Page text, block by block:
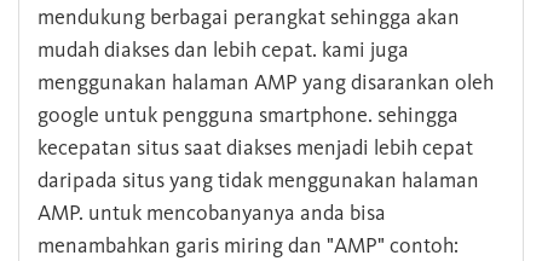
mendukung berbagai perangkat sehingga akan
mudah diakses dan lebih cepat. kami juga
menggunakan halaman AMP yang disarankan oleh
google untuk pengguna smartphone. sehingga
kecepatan situs saat diakses menjadi lebih cepat
daripada situs yang tidak menggunakan halaman
AMP. untuk mencobanyanya anda bisa
menambahkan garis miring dan "AMP" contoh: